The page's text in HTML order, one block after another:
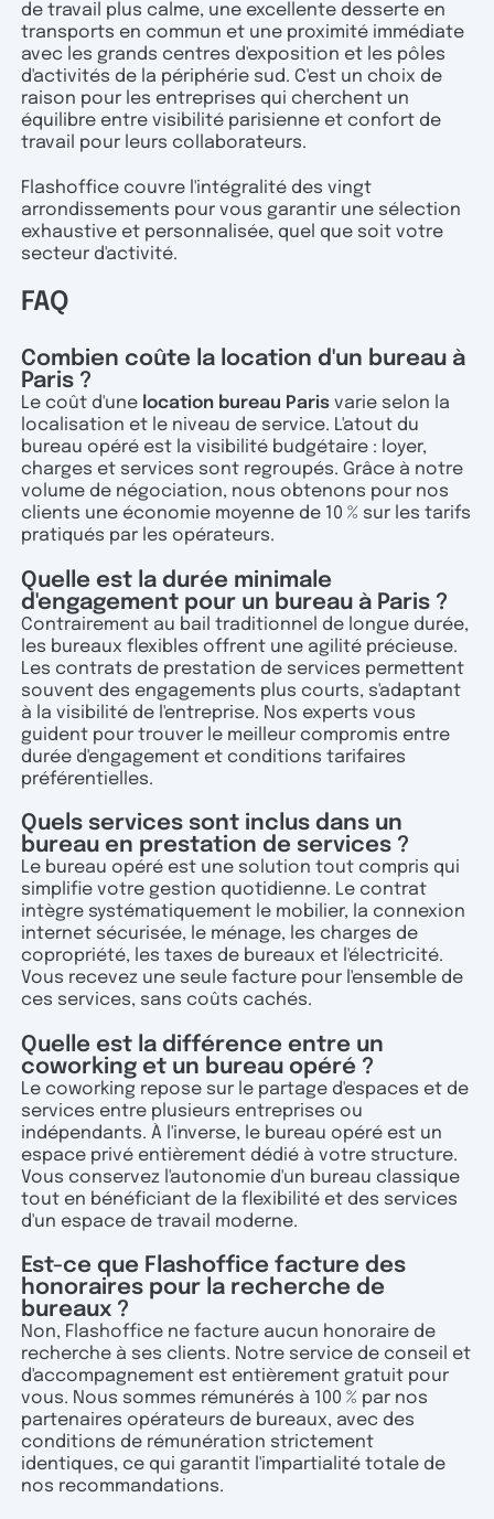
de travail plus calme, une excellente desserte en
transports en commun et une proximité immédiate
avec les grands centres d'exposition et les pôles
d'activités de la périphérie sud. C'est un choix de
raison pour les entreprises qui cherchent un
équilibre entre visibilité parisienne et confort de
travail pour leurs collaborateurs.
Flashoffice couvre l'intégralité des vingt
arrondissements pour vous garantir une sélection
exhaustive et personnalisée, quel que soit votre
secteur d'activité.
FAQ
Combien coûte la location d'un bureau à
Paris ?
Le coût d'une location bureau Paris varie selon la
localisation et le niveau de service. L'atout du
bureau opéré est la visibilité budgétaire : loyer,
charges et services sont regroupés. Grâce à notre
volume de négociation, nous obtenons pour nos
clients une économie moyenne de 10 % sur les tarifs
pratiqués par les opérateurs.
Quelle est la durée minimale
d'engagement pour un bureau à Paris ?
Contrairement au bail traditionnel de longue durée,
les bureaux flexibles offrent une agilité précieuse.
Les contrats de prestation de services permettent
souvent des engagements plus courts, s'adaptant
à la visibilité de l'entreprise. Nos experts vous
guident pour trouver le meilleur compromis entre
durée d'engagement et conditions tarifaires
préférentielles.
Quels services sont inclus dans un
bureau en prestation de services ?
Le bureau opéré est une solution tout compris qui
simplifie votre gestion quotidienne. Le contrat
intègre systématiquement le mobilier, la connexion
internet sécurisée, le ménage, les charges de
copropriété, les taxes de bureaux et l'électricité.
Vous recevez une seule facture pour l'ensemble de
ces services, sans coûts cachés.
Quelle est la différence entre un
coworking et un bureau opéré ?
Le coworking repose sur le partage d'espaces et de
services entre plusieurs entreprises ou
indépendants. À l'inverse, le bureau opéré est un
espace privé entièrement dédié à votre structure.
Vous conservez l'autonomie d'un bureau classique
tout en bénéficiant de la flexibilité et des services
d'un espace de travail moderne.
Est-ce que Flashoffice facture des
honoraires pour la recherche de
bureaux ?
Non, Flashoffice ne facture aucun honoraire de
recherche à ses clients. Notre service de conseil et
d'accompagnement est entièrement gratuit pour
vous. Nous sommes rémunérés à 100 % par nos
partenaires opérateurs de bureaux, avec des
conditions de rémunération strictement
identiques, ce qui garantit l'impartialité totale de
nos recommandations.